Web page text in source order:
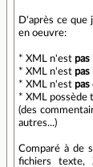
D'après ce que
en oeuvre:
* XML n'est pas
* XML n'est pas
* XML n'est pas
* XML possède
(des
autres...)
Comparé à de
fichiers texte,